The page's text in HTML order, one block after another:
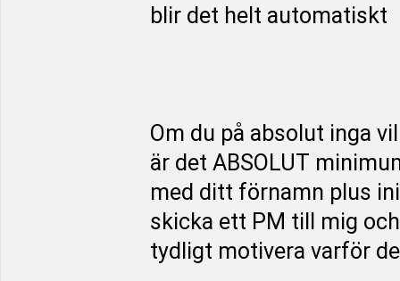
blir det helt automatiskt
Om du på absolut inga
är det ABSOLUT
med ditt förnamn plus
skicka ett PM till mig och
tydligt motivera varför